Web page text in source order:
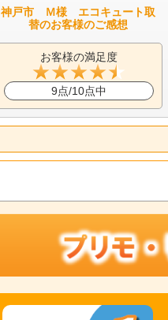
神戸市 Ｍ様 エコキュート取
替のお客様のご感想
お客様の満足度
9点/10点中